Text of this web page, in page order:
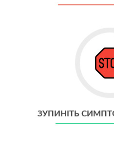
ЗУПИНІТЬ